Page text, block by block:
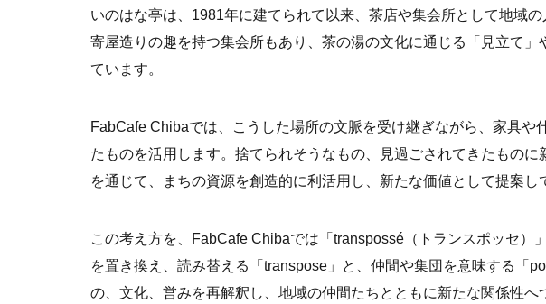
いのはな亭は、1981年に建てられて以来、茶店や集会所として地域
寄屋造りの趣を持つ集会所もあり、茶の湯の文化に通じる「見立て
ています。
FabCafe Chibaでは、こうした場所の文脈を受け継ぎながら、家具や
たものを活用します。捨てられそうなもの、見過ごされてきたもの
を通じて、まちの資源を創造的に利活用し、新たな価値として提案し
この考え方を、FabCafe Chibaでは「transpossé（トランスポッセ）
を置き換え、読み替える「transpose」と、仲間や集団を意味する「
の、文化、営みを再解釈し、地域の仲間たちとともに新たな関係性へ